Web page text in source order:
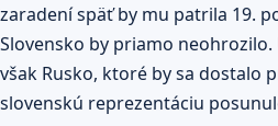
zaradení späť by mu patrila 19.
Slovensko by priamo
však Rusko, ktoré by sa dostalo
slovenskú reprezentáciu